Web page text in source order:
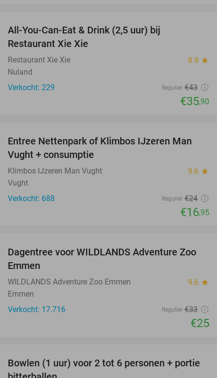
All-You-Can-Eat & Drink (2,5 uur) bij
Restaurant Xie Xie
Restaurant Xie Xie 8.9 star
Nuland
Verkocht: 229
Regulier €43
€35,90
29%
Entree Nettenpark of Klimbos IJzeren Man
Vught + consumptie
Klimbos IJzeren Man Vught 9.6 star
Vught
Verkocht: 688
Regulier €24
€16,95
24%
Dagentree voor WILDLANDS Adventure Zoo
Emmen
WILDLANDS Adventure Zoo Emmen 9.6 star
Emmen
Verkocht: 17.716
Regulier €33
€25
37%
Bowlen (1 uur) voor 2 tot 6 personen + portie